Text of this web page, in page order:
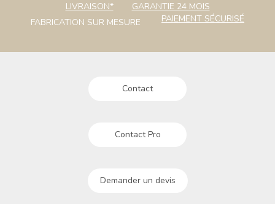
LIVRAISON*
GARANTIE 24 MOIS
FABRICATION SUR MESURE
PAIEMENT SÉCURISÉ
Contact
Contact Pro
Demander un devis